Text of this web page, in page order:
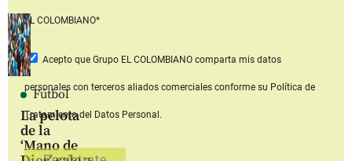
Fútbol
La pelota
de la
‘Mano de
EL COLOMBIANO*
Acepto que Grupo EL COLOMBIANOcomparta mis datos
personales con terceros aliados comerciales conforme su Política de
Tratamiento del Datos Personal.